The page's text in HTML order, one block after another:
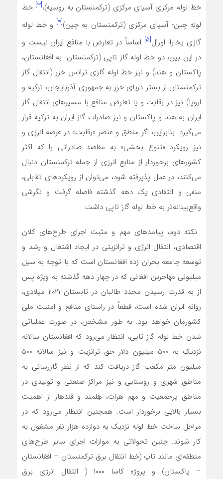
خط لوله مرکزی آسیای مرکزی (­ترکمنستان به روسیه)،[۳]
خط
لوله چین- آسیای مرکزی (ترکمنستان به چین)[۴]
و خط لوله
گازی بخارا- اورال[۵]
اساساً در تعارض با منافع ایران نیست و
در این بین، دو خط لوله گاز تاپی (ترکمنستان- به افغانستان،
پاکستان و هند) و نیز خط لوله گازی ترانس خزر (انتقال گاز
ترکمنستان از بستر دریای خزر به جمهوری آذربایجان، ترکیه و
اروپا) نیز در رقابت و یا تعارض منافع با مسیرهای انتقال گاز
ایران به هند و پاکستان و نیز صادرات گاز ایران به ترکیه قرار‌‌
می‌گیرد. بنابراین، اگر منطق و عنصر «رقابت» در عرصه انرژی و
نیز رویکرد «تنوع بخشی» به مقاصد صادراتی را که اکثر
کشورهای برخوردار از منابع انرژی از جمله ترکمنستان دنبال‌‌
می‌کنند، در عمل پذیرفته شود،‌‌ می‌توان از رویکردهای تقابلی،
منفی و انتقادی یک دهه گذشته فاصله گرفت و نگرشی
واقع‌بینانه‌تر به خط لوله گاز تاپی داشت.‌‌
‌‌‌‌ نکته دوم، پیامدهای مهم و مثبت اجرای طرح‌‌های کلان
اقتصادی، انتقال انرژی و ترانزیتی در ایجاد اشتغال و رشد و
توسعه جامعه بحران زده افغانستان است که با توجه به سیل
میلیونی مهاجرین افغانی که در چهار دهه گذشته به ویژه پس
از به قدرت رسیدن مجدد طالبان در تابستان ۲۰۲۱ میلادی،
روانه ایران شده است، قطعاً در راستای منافع و امنیت ملی
کشورمان خواهد بود. به طور مشخص، در صورت عملیاتی
شدن خط لوله گاز تاپی، انتظار‌‌ می‌رود که افغانستان سالانه
نزدیک به ۵۰۰ میلیون دلار حق ترانزیت و نیز سالانه ۵۰۰
میلیون متر مکعب گاز دریافت کند که از نظر گازرسانی به
مناطق شهری و روستایی و نیز مراکز صنعتی و تولیدی در
مناطق پرجمعیت و مهم‌‌ هرات، هِلمند و قندهار از اهمیت
بسیار بالایی برخوردار است. همچنین انتظار‌‌ می‌رود که در
مراحل ساخت خط لوله نزدیک به دوازده هزار نفر مشغول ‌به
‌کار شوند. چنین تحولاتی به موازات اجرای سایر طرح‌‌های
منطقه‌ای مانند تاپ (خط انتقال برق ترکمنستان – افغانستان
– پاکستان) و پروژه کاسا ۱۰۰۰ ( انتقال انرژی برق